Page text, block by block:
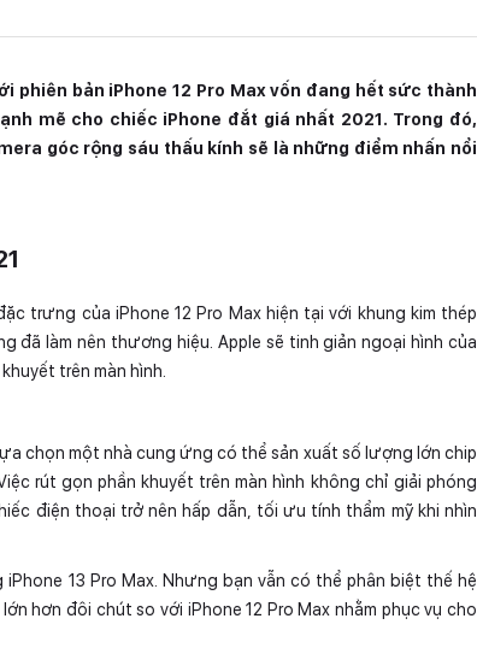
phiên bản iPhone 12 Pro Max vốn đang hết sức thành
mẽ cho chiếc iPhone đắt giá nhất 2021. Trong đó,
góc rộng sáu thấu kính sẽ là những điểm nhấn nổi
trưng của iPhone 12 Pro Max hiện tại với khung kim thép
đã làm nên thương hiệu. Apple sẽ tinh giản ngoại hình của
trên màn hình.
chọn một nhà cung ứng có thể sản xuất số lượng lớn chip
rút gọn phần khuyết trên màn hình không chỉ giải phóng
điện thoại trở nên hấp dẫn, tối ưu tính thẩm mỹ khi nhìn
13 Pro Max. Nhưng bạn vẫn có thể phân biệt thế hệ
hơn đôi chút so với iPhone 12 Pro Max nhằm phục vụ cho